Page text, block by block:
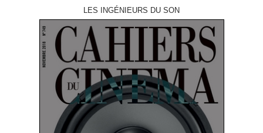
LES INGÉNIEURS DU SON